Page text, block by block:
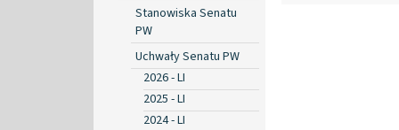
Stanowiska Senatu
PW
Uchwały Senatu PW
2026 - LI
2025 - LI
2024 - LI